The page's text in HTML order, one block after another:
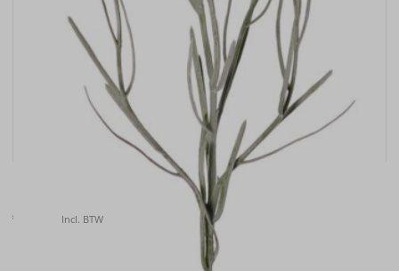
Kunstbloem Korenbloem (Centaurea cyanus) , 66cm
€ Incl. BTW